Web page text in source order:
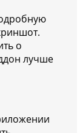
о
лучше